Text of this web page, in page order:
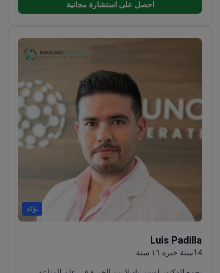
الشيخوخة والعلاجات المبتكرة
احصل على استشارة مجانية
يؤكد
Luis Padilla
14سنة خبره ١٦ سنة